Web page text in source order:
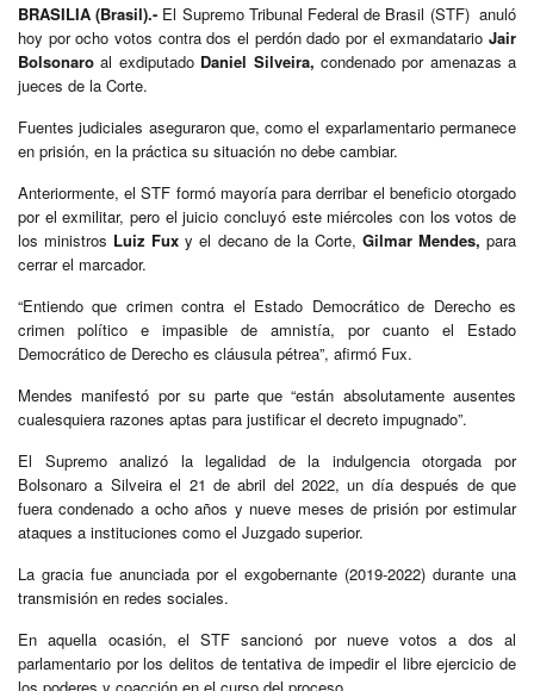
BRASILIA (Brasil).- El Supremo Tribunal Federal de Brasil (STF) anuló
hoy por ocho votos contra dos el perdón dado por el exmandatario Jair
Bolsonaro al exdiputado Daniel Silveira, condenado por amenazas a
jueces de la Corte.
Fuentes judiciales aseguraron que, como el exparlamentario permanece
en prisión, en la práctica su situación no debe cambiar.
Anteriormente, el STF formó mayoría para derribar el beneficio otorgado
por el exmilitar, pero el juicio concluyó este miércoles con los votos de
los ministros Luiz Fux y el decano de la Corte, Gilmar Mendes, para
cerrar el marcador.
“Entiendo que crimen contra el Estado Democrático de Derecho es
crimen político e impasible de amnistía, por cuanto el Estado
Democrático de Derecho es cláusula pétrea”, afirmó Fux.
Mendes manifestó por su parte que “están absolutamente ausentes
cualesquiera razones aptas para justificar el decreto impugnado”.
El Supremo analizó la legalidad de la indulgencia otorgada por
Bolsonaro a Silveira el 21 de abril del 2022, un día después de que
fuera condenado a ocho años y nueve meses de prisión por estimular
ataques a instituciones como el Juzgado superior.
La gracia fue anunciada por el exgobernante (2019-2022) durante una
transmisión en redes sociales.
En aquella ocasión, el STF sancionó por nueve votos a dos al
parlamentario por los delitos de tentativa de impedir el libre ejercicio de